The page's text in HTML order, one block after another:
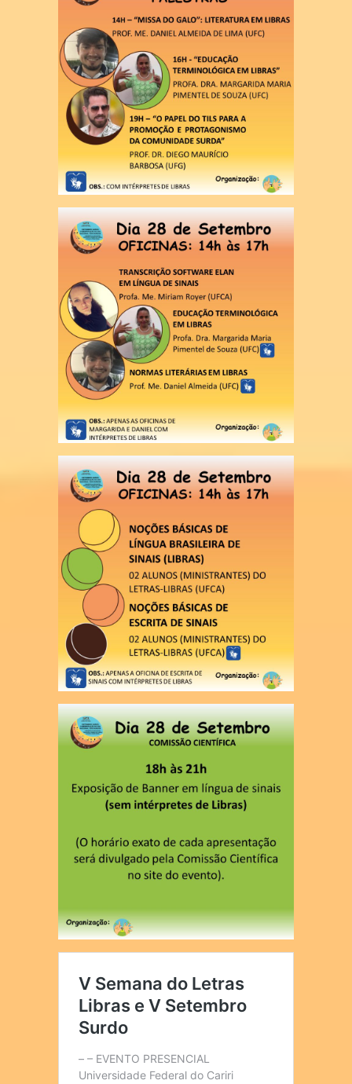
PUBLICAÇÕES
PRODUÇÕES LITERÁRIAS EM
LIBRAS
Contato
Pró-Reitoria